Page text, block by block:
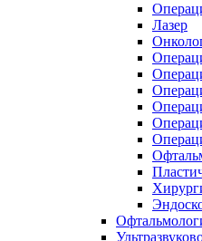
Лазер